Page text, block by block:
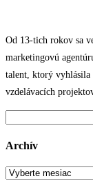
Od 13-tich rokov sa
marketingovú
talent, ktorý vyhlásila
vzdelávacích
Archív
Archív